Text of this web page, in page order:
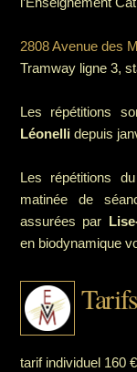
2808 Avenue des
Tramway ligne 3,
Les répétitions
Léonellidepuis
Les répétitions
matinée de
assurées par
en biodynamique
Tarifs
tarif individuel 160